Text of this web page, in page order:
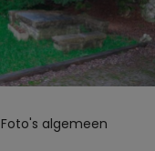
Foto's algemeen